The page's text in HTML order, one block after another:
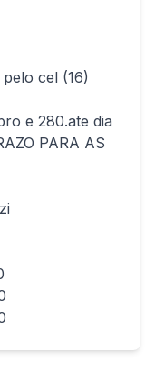
cel (16)
e 280.ate dia
PARA AS